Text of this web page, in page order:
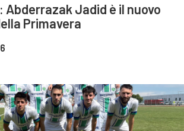
Abderrazak Jadid è il nuovo
Primavera